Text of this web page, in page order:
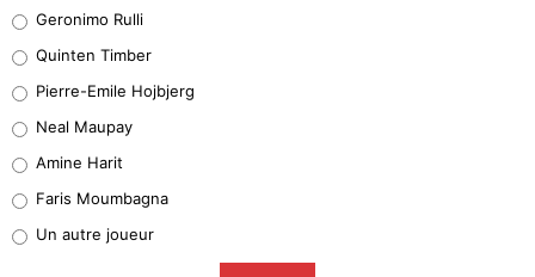
32%
5%
1%
9%
Geronimo Rulli
Quinten Timber
Pierre-Emile Hojbjerg
Neal Maupay
Amine Harit
Faris Moumbagna
Un autre joueur